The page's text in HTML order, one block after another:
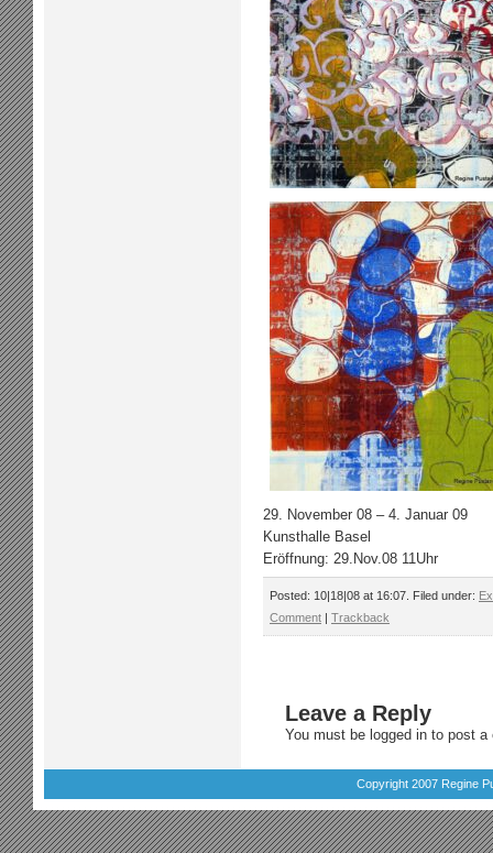
29. November 08 – 4. Januar 09
Kunsthalle Basel
Eröffnung: 29.Nov.08 11Uhr
Posted: 10|18|08 at 16:07. Filed under:
Comment | Trackback
Leave a Reply
You must be logged in to post a
Copyright 2007 Regine